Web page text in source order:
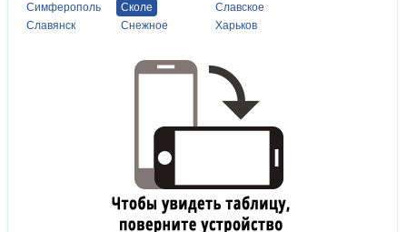
Симферополь
Сколе
Славское
Славянск
Снежное Харьков